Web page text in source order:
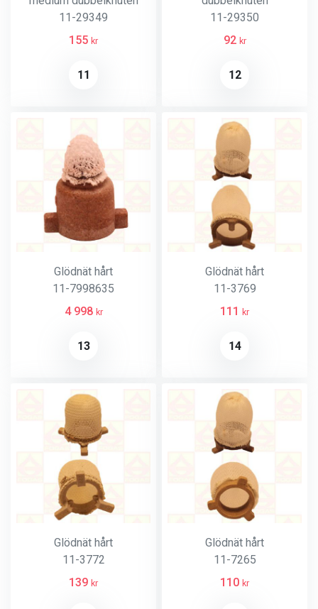
11-29349
155 kr
11
11-29350
92 kr
12
Glödnät hårt
11-7998635
4 998 kr
13
Glödnät hårt
11-3769
111 kr
14
Glödnät hårt
11-3772
139 kr
Glödnät hårt
11-7265
110 kr